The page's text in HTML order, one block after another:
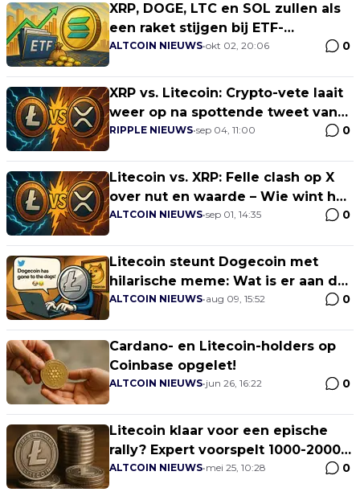
XRP, DOGE, LTC en SOL zullen als
een raket stijgen bij ETF-
goedkeuring deze maand
ALTCOIN NIEUWS•okt 02, 20:06 0
XRP vs. Litecoin: Crypto-vete laait
weer op na spottende tweet van
Litecoin
RIPPLE NIEUWS•sep 04, 11:00 0
Litecoin vs. XRP: Felle clash op X
over nut en waarde – Wie wint het
gevecht?
ALTCOIN NIEUWS•sep 01, 14:35 0
Litecoin steunt Dogecoin met
hilarische meme: Wat is er aan de
hand?
ALTCOIN NIEUWS•aug 09, 15:52 0
Cardano- en Litecoin-holders op
Coinbase opgelet!
ALTCOIN NIEUWS•jun 26, 16:22 0
Litecoin klaar voor een epische
rally? Expert voorspelt 1000-2000%
stijging!
ALTCOIN NIEUWS•mei 25, 10:28 0